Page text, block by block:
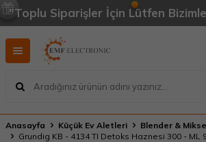
"Toplu Siparişler İçin Lütfen
Anasayfa Küçük Ev Aletleri Blender &
Grundig KB - 4134 TI Detoks Haznesi 300 - ML